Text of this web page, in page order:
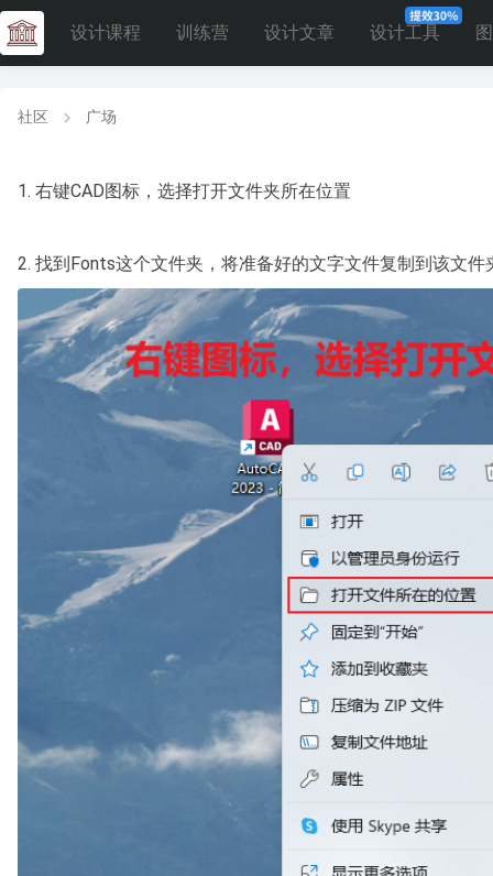
设计课程 训练营 设计文章 设计工具
社区 广场
1. 右键CAD图标，选择打开文件夹所在位置
2. 找到Fonts这个文件夹，将准备好的文字文件复制到该文件